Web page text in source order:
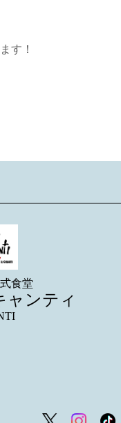
す！
食堂
ャンティ